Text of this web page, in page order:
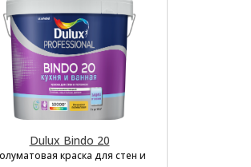
Dulux Bindo 20
краска для стен и